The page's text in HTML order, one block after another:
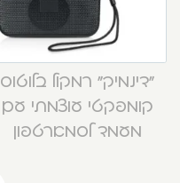
“דינמיק” רמקול בלוטוס
קומפקטי עוצמתי עם
מעמד לסמארטפון